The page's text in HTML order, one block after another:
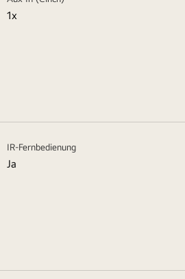
1x
IR-Fernbedienung
Ja